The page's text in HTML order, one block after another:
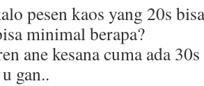
pesen kaos yang 20s
minimal berapa?
ane kesana cuma ada 30s
gan..